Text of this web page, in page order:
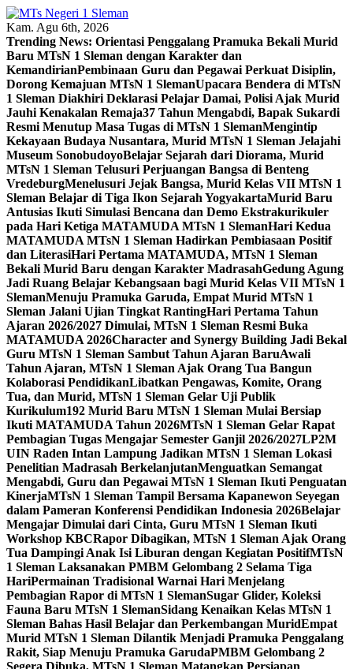
Skip
to
content
Kam. Agu 6th, 2026
Trending News: Orientasi Penggalang Pramuka Bekali Murid
Baru MTsN 1 Sleman dengan Karakter dan
KemandirianPembinaan Guru dan Pegawai Perkuat Disiplin,
Dorong Kemajuan MTsN 1 SlemanUpacara Bendera di MTsN
1 Sleman Diakhiri Deklarasi Pelajar Damai, Polisi Ajak Murid
Jauhi Kenakalan Remaja37 Tahun Mengabdi, Bapak Sukardi
Resmi Menutup Masa Tugas di MTsN 1 SlemanMengintip
Kekayaan Budaya Nusantara, Murid MTsN 1 Sleman Jelajahi
Museum SonobudoyoBelajar Sejarah dari Diorama, Murid
MTsN 1 Sleman Telusuri Perjuangan Bangsa di Benteng
VredeburgMenelusuri Jejak Bangsa, Murid Kelas VII MTsN 1
Sleman Belajar di Tiga Ikon Sejarah YogyakartaMurid Baru
Antusias Ikuti Simulasi Bencana dan Demo Ekstrakurikuler
pada Hari Ketiga MATAMUDA MTsN 1 SlemanHari Kedua
MATAMUDA MTsN 1 Sleman Hadirkan Pembiasaan Positif
dan LiterasiHari Pertama MATAMUDA, MTsN 1 Sleman
Bekali Murid Baru dengan Karakter MadrasahGedung Agung
Jadi Ruang Belajar Kebangsaan bagi Murid Kelas VII MTsN 1
SlemanMenuju Pramuka Garuda, Empat Murid MTsN 1
Sleman Jalani Ujian Tingkat RantingHari Pertama Tahun
Ajaran 2026/2027 Dimulai, MTsN 1 Sleman Resmi Buka
MATAMUDA 2026Character and Synergy Building Jadi Bekal
Guru MTsN 1 Sleman Sambut Tahun Ajaran BaruAwali
Tahun Ajaran, MTsN 1 Sleman Ajak Orang Tua Bangun
Kolaborasi PendidikanLibatkan Pengawas, Komite, Orang
Tua, dan Murid, MTsN 1 Sleman Gelar Uji Publik
Kurikulum192 Murid Baru MTsN 1 Sleman Mulai Bersiap
Ikuti MATAMUDA Tahun 2026MTsN 1 Sleman Gelar Rapat
Pembagian Tugas Mengajar Semester Ganjil 2026/2027LP2M
UIN Raden Intan Lampung Jadikan MTsN 1 Sleman Lokasi
Penelitian Madrasah BerkelanjutanMenguatkan Semangat
Mengabdi, Guru dan Pegawai MTsN 1 Sleman Ikuti Penguatan
KinerjaMTsN 1 Sleman Tampil Bersama Kapanewon Seyegan
dalam Pameran Konferensi Pendidikan Indonesia 2026Belajar
Mengajar Dimulai dari Cinta, Guru MTsN 1 Sleman Ikuti
Workshop KBCRapor Dibagikan, MTsN 1 Sleman Ajak Orang
Tua Dampingi Anak Isi Liburan dengan Kegiatan PositifMTsN
1 Sleman Laksanakan PMBM Gelombang 2 Selama Tiga
HariPermainan Tradisional Warnai Hari Menjelang
Pembagian Rapor di MTsN 1 SlemanSugar Glider, Koleksi
Fauna Baru MTsN 1 SlemanSidang Kenaikan Kelas MTsN 1
Sleman Bahas Hasil Belajar dan Perkembangan MuridEmpat
Murid MTsN 1 Sleman Dilantik Menjadi Pramuka Penggalang
Rakit, Siap Menuju Pramuka GarudaPMBM Gelombang 2
Segera Dibuka, MTsN 1 Sleman Matangkan Persiapan